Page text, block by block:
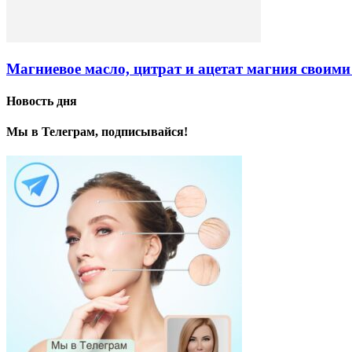
Магниевое масло, цитрат и ацетат магния
Новость дня
Мы в Телеграм, подписывайся!